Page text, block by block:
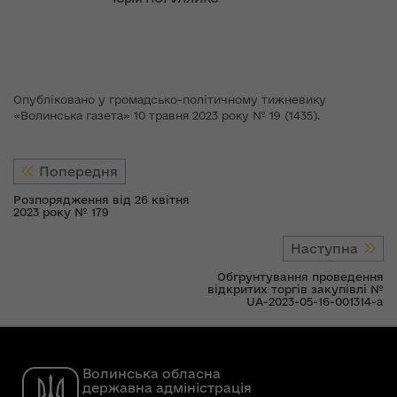
Опубліковано у громадсько-політичному тижневику
«Волинська газета» 10 травня 2023 року № 19 (1435).
Попередня
Розпорядження від 26 квітня
2023 року № 179
Наступна
Обгрунтування проведення
відкритих торгів закупівлі №
UA-2023-05-16-001314-a
Волинська обласна
державна адміністрація